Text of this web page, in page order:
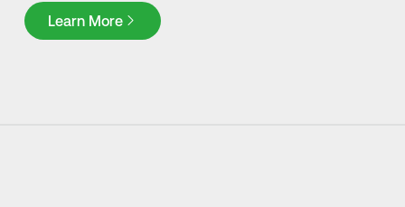
Learn More
Learn More